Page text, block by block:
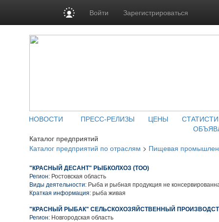
Войти Зарегистрироваться
НОВОСТИ ПРЕСС-РЕЛИЗЫ ЦЕНЫ
Каталог предприятий
Каталог предприятий по отраслям > Пищевая
"КРАСНЫЙ ДЕСАНТ" РЫБКОЛХОЗ (ТОО)
Регион: Ростовская область
Виды деятельности: Рыба и рыбная продукция не
Краткая информация: рыба живая
"КРАСНЫЙ РЫБАК" СЕЛЬСКОХОЗЯЙСТВЕННЫЙ
Регион: Новгородская область